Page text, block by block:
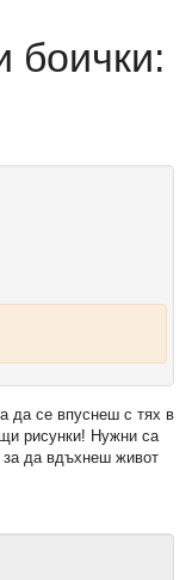
боички:
да се впуснеш с тях в
рисунки! Нужни са
за да вдъхнеш живот